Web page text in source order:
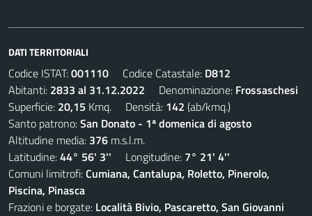
DATI TERRITORIALI
Codice ISTAT:001110 Codice Catastale: D812
Abitanti: 2833 al 31.12.2022 Denominazione: Frossaschesi
Superficie: 20,15 Kmq. Densità: 142 (ab/kmq.)
Santo patrono:San Donato - 1ª domenica di agosto
Altitudine media: 376 m.s.l.m.
Latitudine:44° 56' 3'' Longitudine: 7° 21' 4''
Comuni limitrofi:Cumiana, Cantalupa, Roletto, Pinerolo,
Piscina, Pinasca
Frazioni e borgate: Località Bivio, Pascaretto, San Giovanni